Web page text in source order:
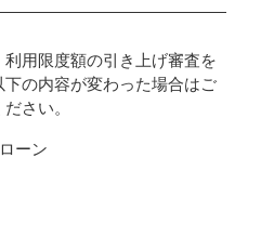
用限度額の引き上げ審査を
の内容が変わった場合はご
さい。
ーン